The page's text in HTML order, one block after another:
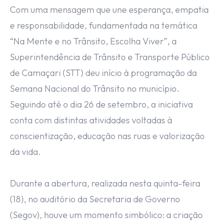
Com uma mensagem que une esperança, empatia
e responsabilidade, fundamentada na temática
“Na Mente e no Trânsito, Escolha Viver”, a
Superintendência de Trânsito e Transporte Público
de Camaçari (STT) deu início à programação da
Semana Nacional do Trânsito no município.
Seguindo até o dia 26 de setembro, a iniciativa
conta com distintas atividades voltadas à
conscientização, educação nas ruas e valorização
da vida.
Durante a abertura, realizada nesta quinta-feira
(18), no auditório da Secretaria de Governo
(Segov), houve um momento simbólico: a criação